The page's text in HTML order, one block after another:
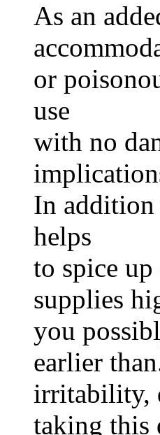
As an
or
use
with no
In addition
helps
to spice
supplies
you
earlier
irritability,
taking this